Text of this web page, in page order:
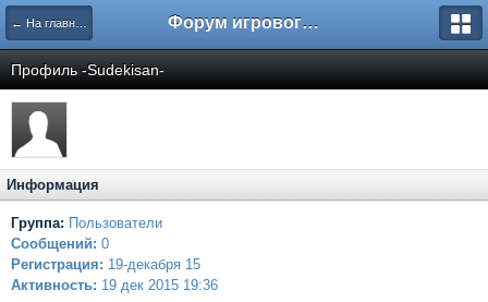
← На главную Форум игрового проекта Riverrise
Профиль -Sudekisan-
Информация
Группа: Пользователи
Сообщений: 0
Регистрация: 19-декабря 15
Активность: 19 дек 2015 19:36